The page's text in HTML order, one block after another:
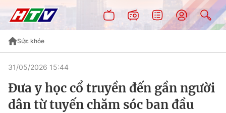
Sức khỏe
31/05/2026 15:44
Đưa y học cổ truyền đến gần người
dân từ tuyến chăm sóc ban đầu